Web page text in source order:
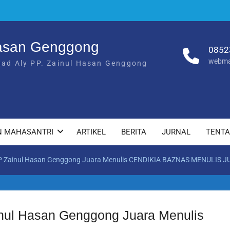
Genggong
Aly PP. Zainul Hasan Genggong
MAHASANTRI ARTIKEL BERITA JURNAL
Zainul Hasan Genggong Juara Menulis CENDIKIA BAZNAS MENULIS
Hasan Genggong Juara Menulis